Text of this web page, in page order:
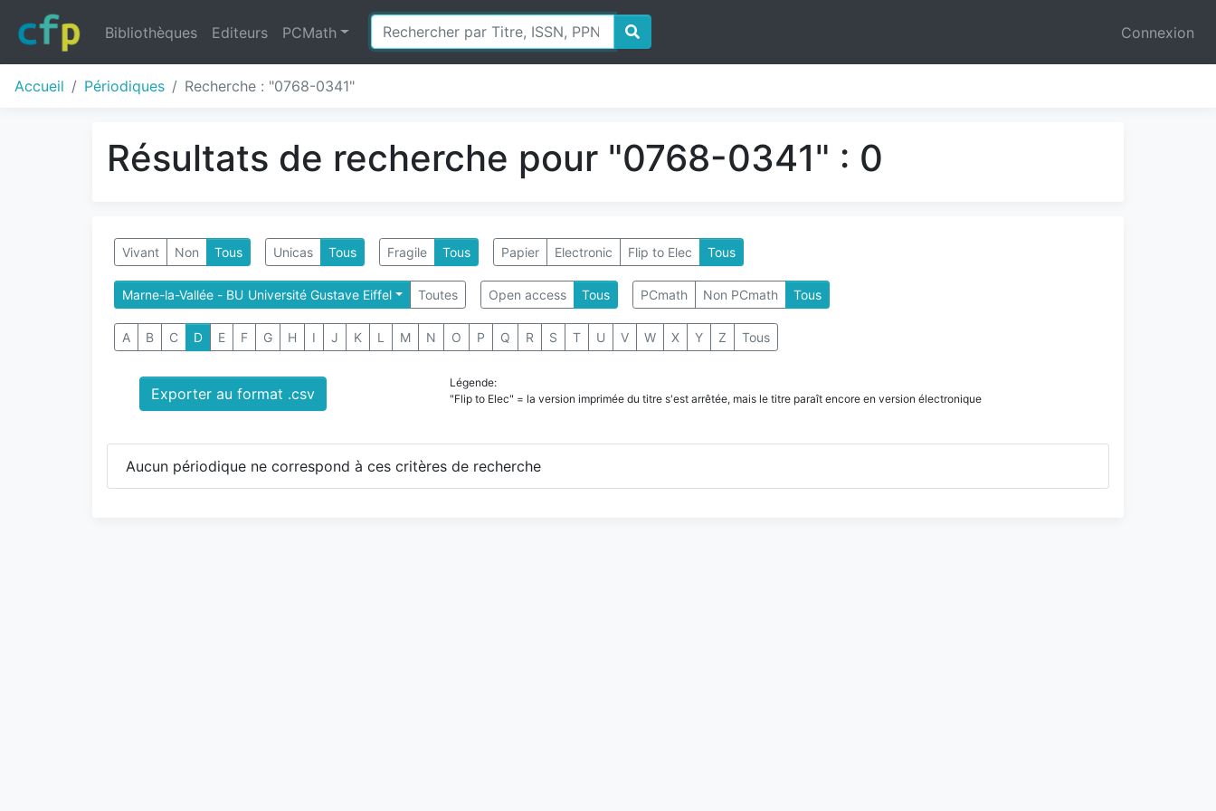
Bibliothèques Editeurs PCMath Connexion
Accueil Périodiques Recherche : "0768-0341"
Résultats de recherche pour "0768-0341" : 0
Vivant Non Tous Unicas Tous Fragile Tous Papier Electronic Flip to Elec Tous
Marne-la-Vallée - BU Université Gustave Eiffel Toutes Open access Tous PCmath Non PCmath Tous
A B C D E F G H I J K L M N O P Q R S T U V W X Y Z Tous
Exporter au format .csv
Légende:
"Flip to Elec" = la version imprimée du titre s'est arrêtée, mais le titre paraît encore en version électronique
Aucun périodique ne correspond à ces critères de recherche